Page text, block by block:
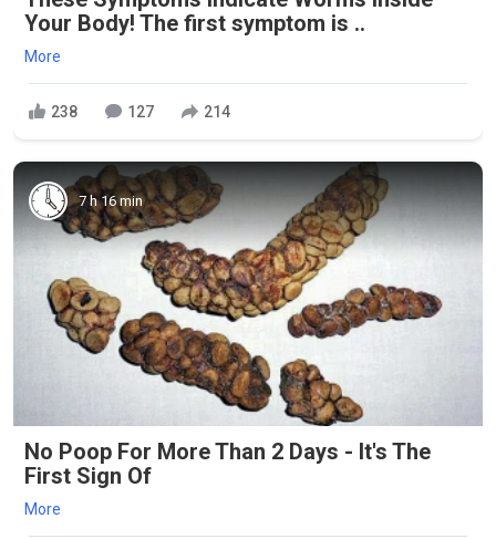
Your Body! The first symptom is ..
More
238 127 214
7 h 16 min
No Poop For More Than 2 Days - It's The
First Sign Of
More